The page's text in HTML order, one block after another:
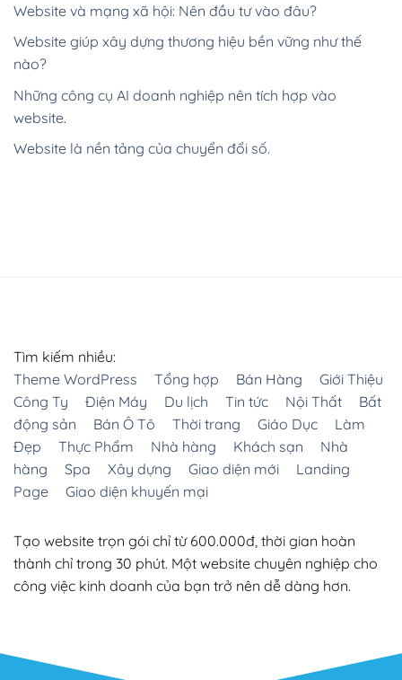
Website và mạng xã hội: Nên đầu tư vào đâu?
Website giúp xây dựng thương hiệu bền vững như thế
nào?
Những công cụ AI doanh nghiệp nên tích hợp vào
website.
Website là nền tảng của chuyển đổi số.
Tìm kiếm nhiều:
Theme WordPress
Tổng hợp Bán Hàng
Giới Thiệu
Công Ty
Điện Máy Du lịch Tin tức Nội Thất
Bất
động sản
Bán Ô Tô Thời trang Giáo Dục
Làm
Đẹp
Thực Phẩm Nhà hàng Khách sạn
Nhà
hàng
Spa Xây dựng Giao diện mới
Landing
Page
Giao diện khuyến mại
Tạo website trọn gói chỉ từ 600.000đ, thời gian hoàn
thành chỉ trong 30 phút. Một website chuyên nghiệp cho
công việc kinh doanh của bạn trở nên dễ dàng hơn.